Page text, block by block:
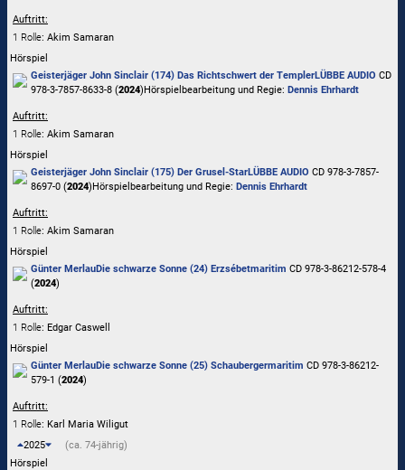
Auftritt:
1 Rolle: Akim Samaran
Hörspiel
Geisterjäger John Sinclair (174) Das Richtschwert der TemplerLÜBBE AUDIO CD
978-3-7857-8633-8 (2024)Hörspielbearbeitung und Regie: Dennis Ehrhardt
Auftritt:
1 Rolle: Akim Samaran
Hörspiel
Geisterjäger John Sinclair (175) Der Grusel-StarLÜBBE AUDIO CD 978-3-7857-
8697-0 (2024)Hörspielbearbeitung und Regie: Dennis Ehrhardt
Auftritt:
1 Rolle: Akim Samaran
Hörspiel
Günter MerlauDie schwarze Sonne (24) Erzsébetmaritim CD 978-3-86212-578-4
(2024)
Auftritt:
1 Rolle: Edgar Caswell
Hörspiel
Günter MerlauDie schwarze Sonne (25) Schaubergermaritim CD 978-3-86212-
579-1 (2024)
Auftritt:
1 Rolle: Karl Maria Wiligut
2025
(ca. 74-jährig)
Hörspiel